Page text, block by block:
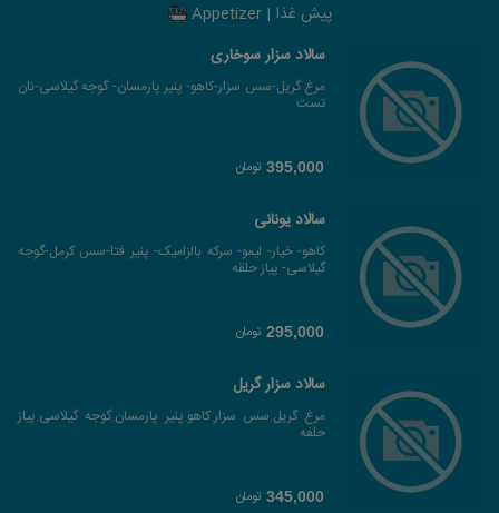
پیش غذا | Appetizer
سالاد سزار سوخاری
مرغ گریل-سس سزار-کاهو- پنیر پارمسان- گوجه گیلاسی-نان
تست
395,000 تومان
سالاد یونانی
کاهو- خیار- لیمو- سرکه بالزامیک- پنیر فتا-سس کرمل-گوجه
گیلاسی- پیاز حلقه
295,000 تومان
سالاد سزار گریل
مرغ گریل.سس سزار.کاهو.پنیر پارمسان.گوجه گیلاسی.پیاز
حلفه
345,000 تومان